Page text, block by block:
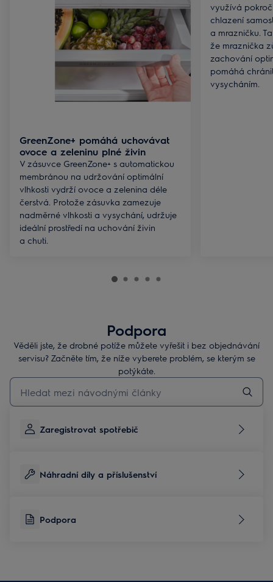
GreenZone+ pomáhá uchovávat
ovoce a zeleninu plné živin
V zásuvce GreenZone+ s automatickou
membránou na udržování optimální
vlhkosti vydrží ovoce a zelenina déle
čerstvá. Protože zásuvka zamezuje
nadměrné vlhkosti a vysychání, udržuje
ideální prostředí na uchování živin
a chuti.
využívá
chlazení
a mrazničku.
že mraznička
zachování
pomáhá
vysycháním.
Podpora
Věděli jste, že drobné potíže můžete vyřešit i bez objednávání
servisu? Začněte tím, že níže vyberete problém, se kterým se
potýkáte.
Pro vyhledávání v článcích technické podpory začněte psát
Zaregistrovat spotřebič
Náhradní díly a příslušenství
Podpora